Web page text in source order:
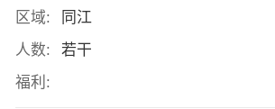
区域:
同江
人数:
若干
福利: